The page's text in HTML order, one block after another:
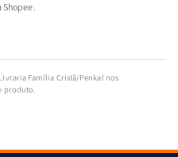
Shopee.
Família Cristã/Penkal nos
produto.